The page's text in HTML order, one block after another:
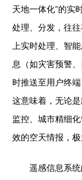
天地一体化”的实
处理、分发，往
上实时处理、智
息（如灾害预警
时推送至用户终端
这意味着，无论
监控、城市精细
效的空天情报，
遥感信息系